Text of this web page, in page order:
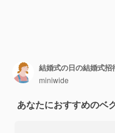
結婚式の日の結婚式招
miniwide
あなたにおすすめのベ